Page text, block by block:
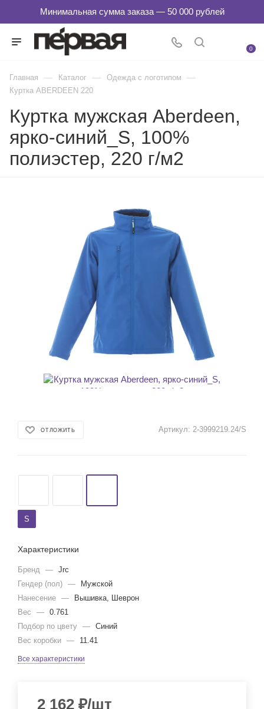
0
Главная — Каталог — Одежда с логотипом —
Куртка ABERDEEN 220
Куртка мужская Aberdeen,
ярко-синий_S, 100%
полиэстер, 220 г/м2
ОТЛОЖИТЬ Артикул: 2-3999219.24/S
S
Характеристики
Бренд — Jrc
Гендер (пол) —
Мужской
Нанесение —
Вышивка, Шеврон
Вес
— 0.761
Подбор по цвету — Синий
Вес коробки — 11.41
Все характеристики
2 162 ₽/шт